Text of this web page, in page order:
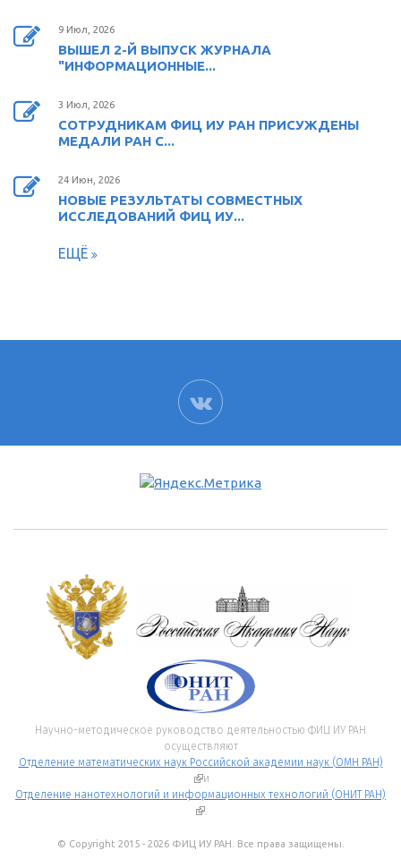
9 Июл, 2026
ВЫШЕЛ 2-Й ВЫПУСК ЖУРНАЛА
"ИНФОРМАЦИОННЫЕ...
3 Июл, 2026
СОТРУДНИКАМ ФИЦ ИУ РАН ПРИСУЖДЕНЫ
МЕДАЛИ РАН С...
24 Июн, 2026
НОВЫЕ РЕЗУЛЬТАТЫ СОВМЕСТНЫХ
ИССЛЕДОВАНИЙ ФИЦ ИУ...
ЕЩЁ
ВК
Научно-методическое руководство деятельностью ФИЦ ИУ РАН
осуществляют
Отделение математических наук Российской академии наук (ОМН РАН)
(внешняя ссылка)
и
Отделение нанотехнологий и информационных технологий (ОНИТ РАН)
(внешняя ссылка)
.
© Copyright 2015 - 2026 ФИЦ ИУ РАН. Все права защищены.